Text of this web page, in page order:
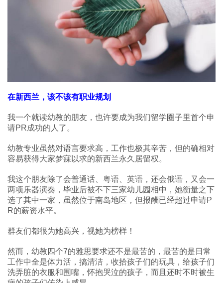
在新西兰，该不该有职业规划
我一个就读幼教的朋友，也许要成为我们留学圈子里首个申
请PR成功的人了。
幼教专业虽然对语言要求高，工作也极其辛苦，但的确相对
容易获得大家梦寐以求的新西兰永久居留权。
我这个朋友除了会普通话、粤语、英语，还会俄语，又会一
两项乐器演奏，毕业后被不下三家幼儿园相中，她衡量之下
选了其中一家，虽然位于南岛地区，但报酬已经超过申请P
R的薪资水平。
群友们都很为她高兴，视她为榜样！
然而，幼教四个7的雅思要求还不是最苦的，最苦的是日常
工作中全是体力活，搞清洁，收拾孩子们的玩具，给孩子们
洗弄脏的衣服和围嘴，怀抱哭泣的孩子，而且还时不时被生